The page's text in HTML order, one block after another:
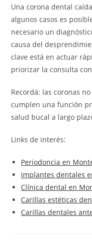
Una corona dental
algunos casos es
necesario un
causa del
clave está en actuar
priorizar la consulta
Recordá: las coronas
cumplen una función
salud bucal a largo
Links de interés:
Periodoncia en
Implantes dentales
Clínica dental en
Carillas estéticas
Carillas dentales